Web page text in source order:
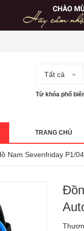
Tất cả
Từ khóa phổ
TRANG CHỦ
Nam Sevenfriday P1/